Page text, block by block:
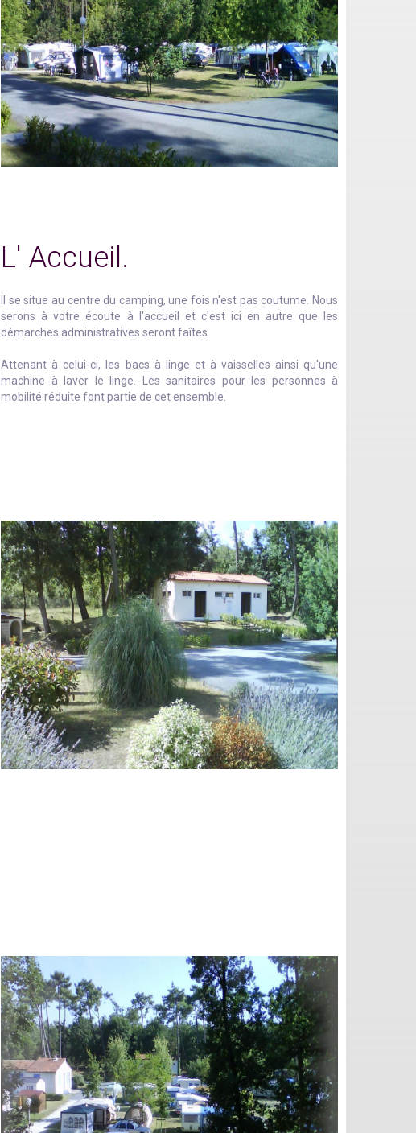
L' Accueil.
Il se situe au centre du camping, une fois n'est pas coutume. Nous
serons à votre écoute à l'accueil et c'est ici en autre que les
démarches administratives seront faîtes.
Attenant à celui-ci, les bacs à linge et à vaisselles ainsi qu'une
machine à laver le linge. Les sanitaires pour les personnes à
mobilité réduite font partie de cet ensemble.